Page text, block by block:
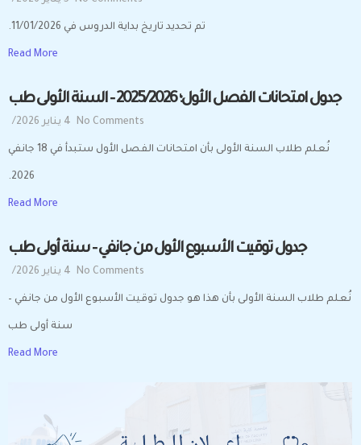
تم تحديد تاريخ بداية الدروس في 11/01/2026.
Read More
جدول امتحانات الفصل الأول؛ 2025/2026 – السنة الأولى طب
4 يناير 2026 / No Comments
نُعلم طلاب السنة الأولى بأن امتحانات الفصل الأول ستبدأ في 18 جانفي
2026.
Read More
جدول توقيت الأسبوع الأول من جانفي – سنة أولى طب
4 يناير 2026 / No Comments
نُعلم طلاب السنة الأولى بأن هذا هو جدول توقيت الأسبوع الأول من جانفي –
سنة أولى طب
Read More